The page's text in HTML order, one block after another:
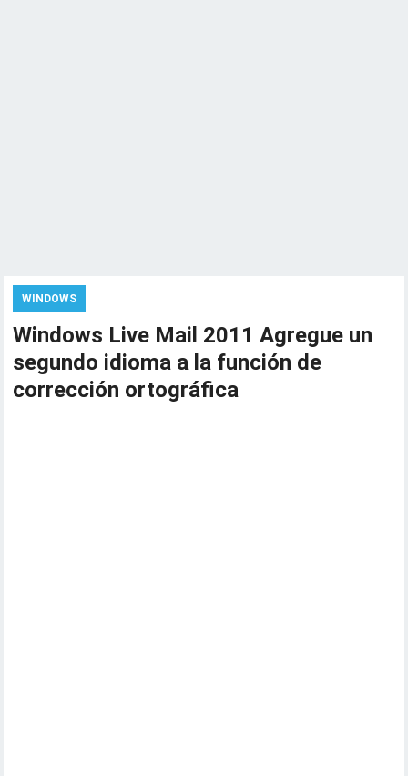
WINDOWS
Windows Live Mail 2011 Agregue un
segundo idioma a la función de
corrección ortográfica